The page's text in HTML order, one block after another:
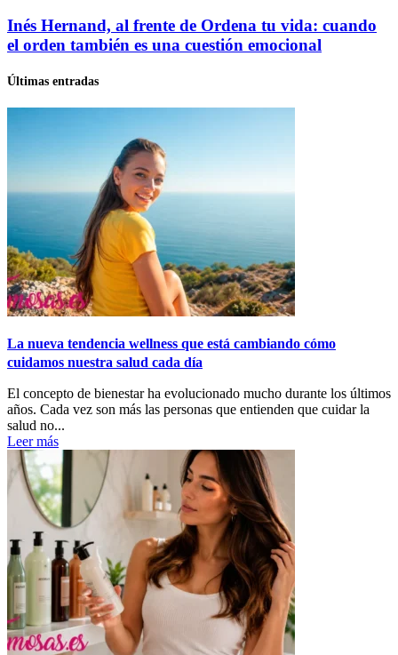
Inés Hernand, al frente de Ordena tu vida: cuando
el orden también es una cuestión emocional
Últimas entradas
La nueva tendencia wellness que está cambiando cómo
cuidamos nuestra salud cada día
El concepto de bienestar ha evolucionado mucho durante los últimos
años. Cada vez son más las personas que entienden que cuidar la
salud no...
Leer más